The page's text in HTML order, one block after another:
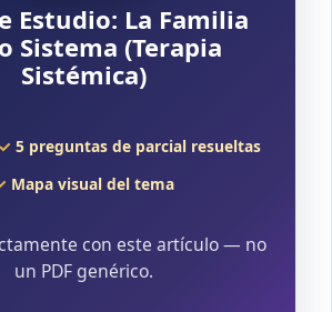
Estudio: La Familia
Sistema (Terapia
Sistémica)
5 preguntas de parcial resueltas
Mapa visual del tema
con este artículo — no
un PDF genérico.